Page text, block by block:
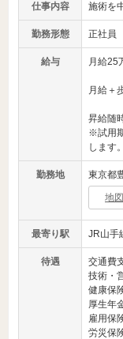
仕事内容 施術を
勤務形態 正社員
給与 月給25
月給＋
昇給随
※試用
します。
勤務地 東京都
地
最寄り駅 JR山手
待遇
交通費
技術・
健康保
厚生年
雇用保
労災保